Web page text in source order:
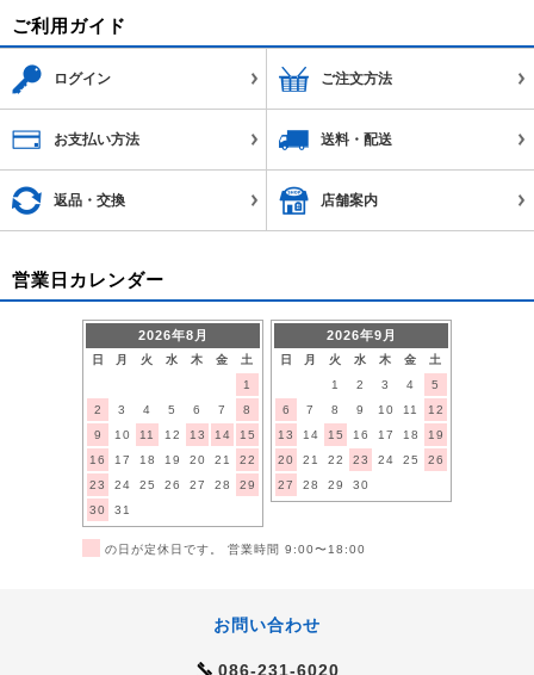
ご利用ガイド
ログイン ご注文方法
お支払い方法 送料・配送
返品・交換 店舗案内
営業日カレンダー
2026年8月
日 月 火 水 木 金
土
1
2
3 4 5 6 7
8
9
10 11 12 13 14
15
16
17 18 19 20 21
22
23
24 25 26 27 28
29
30
31
2026年9月
日 月 火 水 木 金
土
1
2 3 4
5
6
7 8 9 10 11
12
13
14 15 16 17 18
19
20
21 22 23 24 25
26
27
28 29 30
の日が定休日です。 営業時間 9:00〜18:00
お問い合わせ
086-231-6020